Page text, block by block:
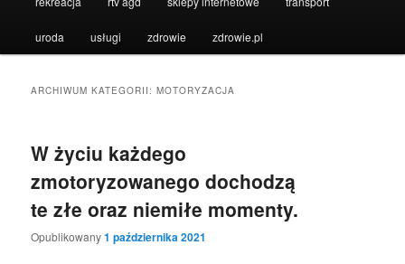
uroda usługi zdrowie zdrowie.pl
ARCHIWUM KATEGORII:MOTORYZACJA
W życiu każdego
zmotoryzowanego dochodzą
te złe oraz niemiłe momenty.
Opublikowany1 października 2021